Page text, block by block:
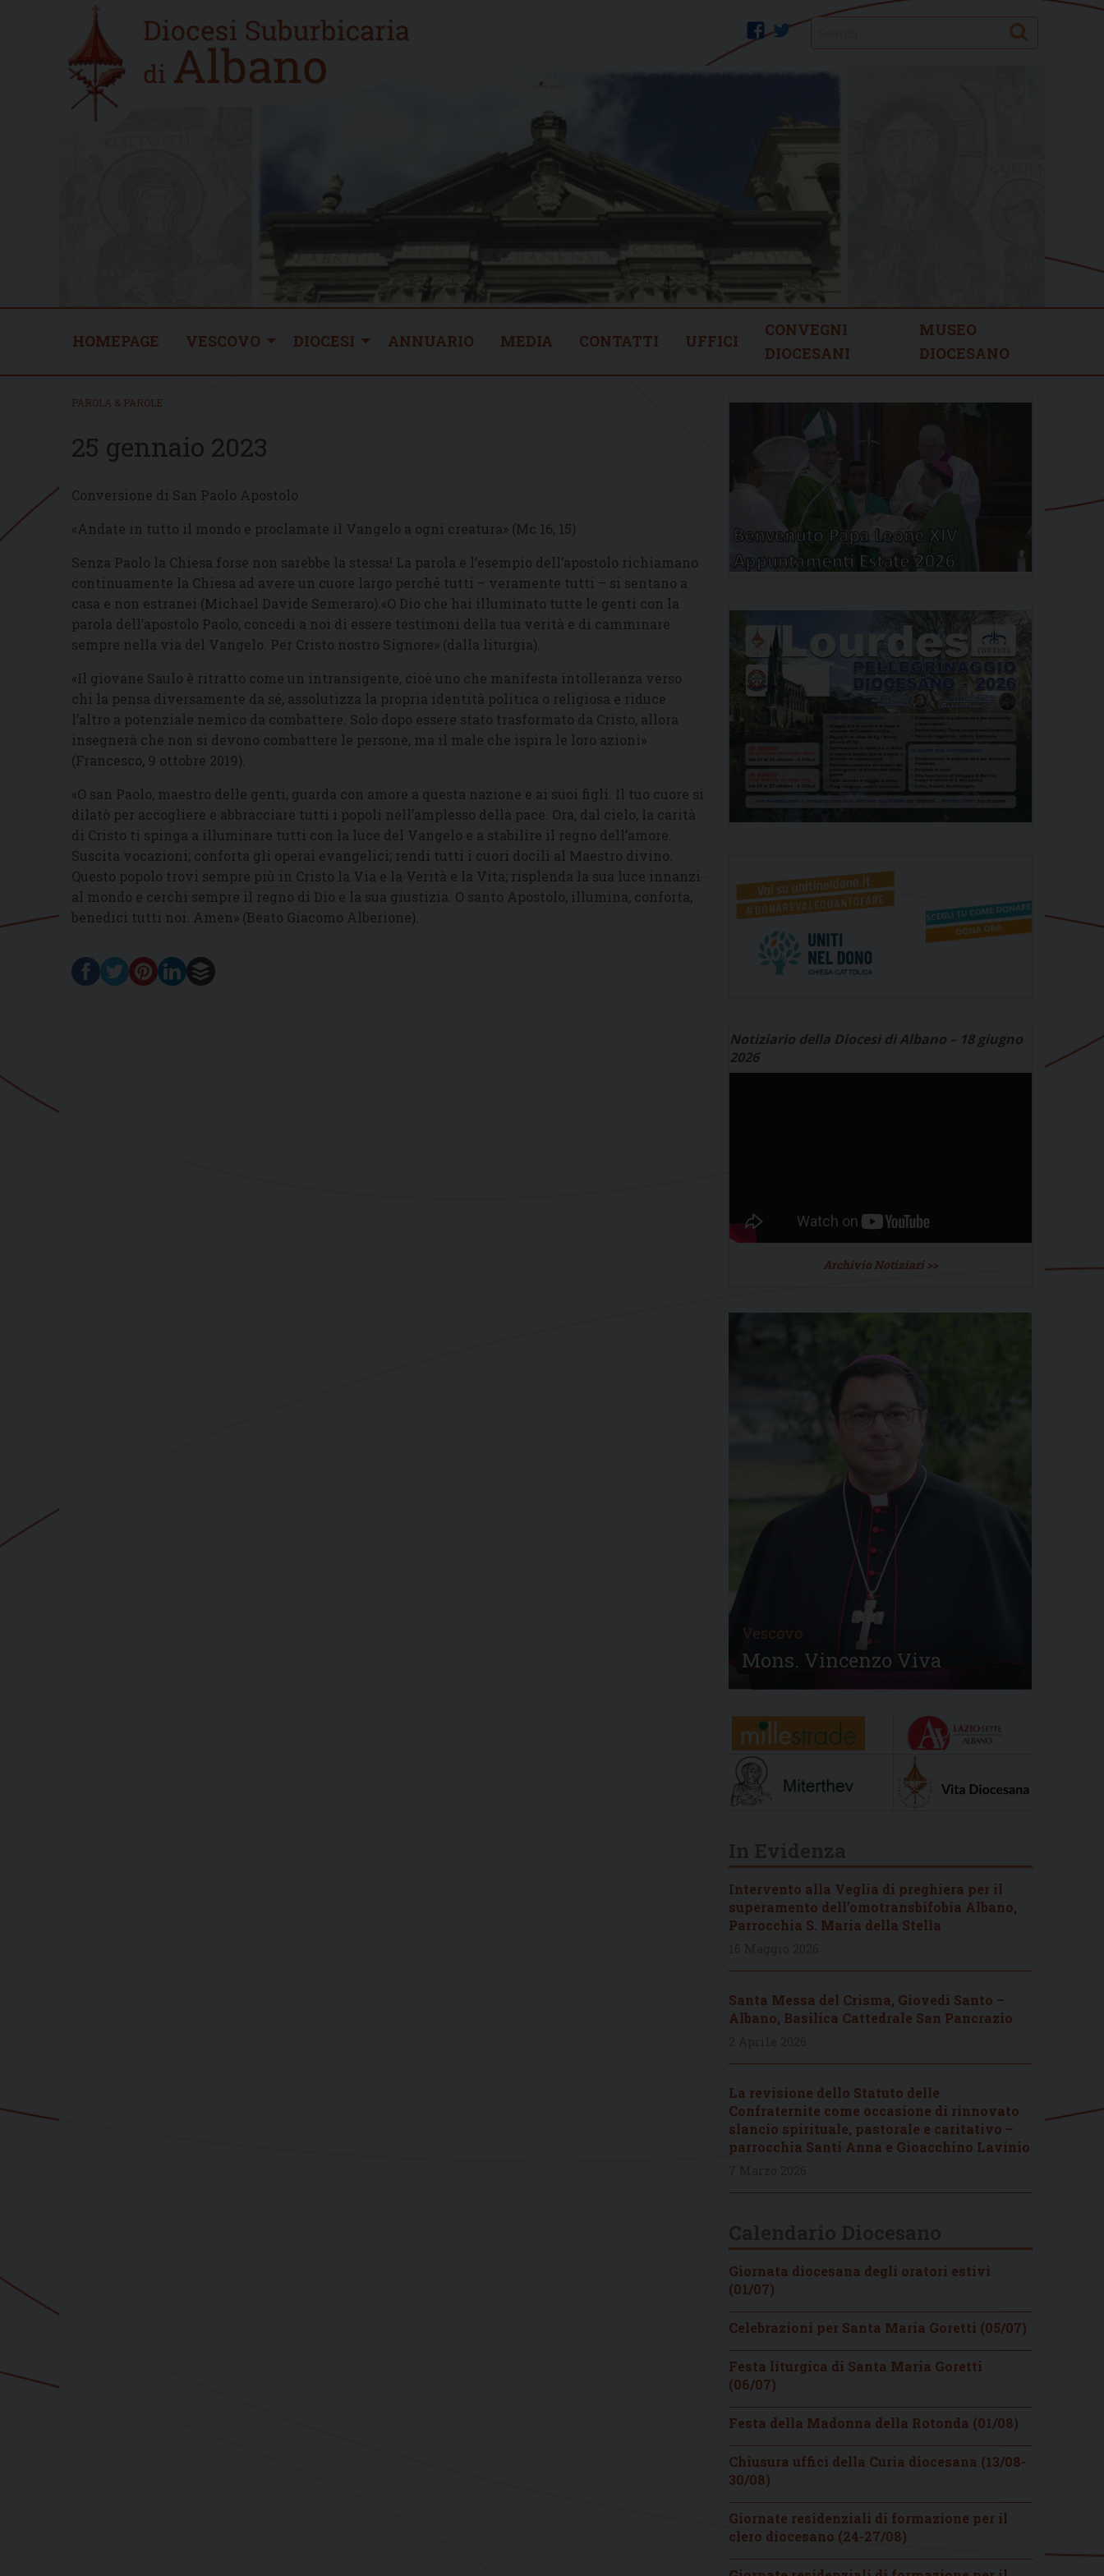
Home
new
twitter
facebook Search
HOMEPAGE VESCOVO DIOCESI ANNUARIO MEDIA CONTATTI UFFICI
CONVEGNI
DIOCESANI
MUSEO
DIOCESANO
PAROLA & PAROLE
25 gennaio 2023
Conversione di San Paolo Apostolo
«Andate in tutto il mondo e proclamate il Vangelo a ogni creatura» (Mc 16, 15)
Senza Paolo la Chiesa forse non sarebbe la stessa! La parola e l’esempio dell’apostolo richiamano
continuamente la Chiesa ad avere un cuore largo perché tutti – veramente tutti – si sentano a
casa e non estranei (Michael Davide Semeraro).«O Dio che hai illuminato tutte le genti con la
parola dell’apostolo Paolo, concedi a noi di essere testimoni della tua verità e di camminare
sempre nella via del Vangelo. Per Cristo nostro Signore» (dalla liturgia).
«Il giovane Saulo è ritratto come un intransigente, cioè uno che manifesta intolleranza verso
chi la pensa diversamente da sé, assolutizza la propria identità politica o religiosa e riduce
l’altro a potenziale nemico da combattere. Solo dopo essere stato trasformato da Cristo, allora
insegnerà che non si devono combattere le persone, ma il male che ispira le loro azioni»
(Francesco, 9 ottobre 2019).
«O san Paolo, maestro delle genti, guarda con amore a questa nazione e ai suoi figli. Il tuo cuore si
dilatò per accogliere e abbracciare tutti i popoli nell’amplesso della pace. Ora, dal cielo, la carità
di Cristo ti spinga a illuminare tutti con la luce del Vangelo e a stabilire il regno dell’amore.
Suscita vocazioni; conforta gli operai evangelici; rendi tutti i cuori docili al Maestro divino.
Questo popolo trovi sempre più in Cristo la Via e la Verità e la Vita; risplenda la sua luce innanzi
al mondo e cerchi sempre il regno di Dio e la sua giustizia. O santo Apostolo, illumina, conforta,
benedici tutti noi. Amen» (Beato Giacomo Alberione).
Notiziario della Diocesi di Albano – 18 giugno
2026
Archivio Notiziari >>
Vescovo
Mons. Vincenzo Viva
Intervento alla Veglia di preghiera per il
superamento dell’omotransbifobia Albano,
Parrocchia S. Maria della Stella
Santa Messa del Crisma, Giovedì Santo –
Albano, Basilica Cattedrale San Pancrazio
La revisione dello Statuto delle
Confraternite come occasione di rinnovato
slancio spirituale, pastorale e caritativo –
parrocchia Santi Anna e Gioacchino Lavinio
Giornata diocesana degli oratori estivi
(01/07)
Celebrazioni per Santa Maria Goretti (05/07)
Festa liturgica di Santa Maria Goretti
(06/07)
Festa della Madonna della Rotonda (01/08)
Chiusura uffici della Curia diocesana (13/08-
30/08)
Giornate residenziali di formazione per il
clero diocesano (24-27/08)